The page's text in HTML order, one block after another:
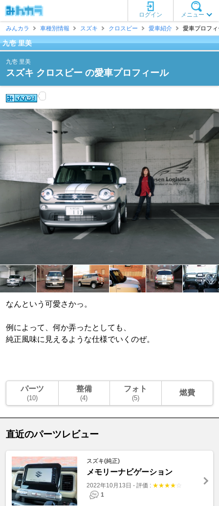
メニュー
ログイン
みんカラ
車種別情報 スズキ クロスビー 愛車紹介 愛車プロフ
九壱 里美
九壱 里美
スズキ クロスビー の愛車プロフィール
なんという可愛さかっ。
例によって、何か弄ったとしても、
純正風味に見えるような仕様でいくのぜ。
パーツ
(10)
整備
(4)
フォト
(5)
燃費
直近のパーツレビュー
スズキ(純正)
メモリーナビゲーション
2022年10月13日 - 評価 : ★★★★ ☆
1